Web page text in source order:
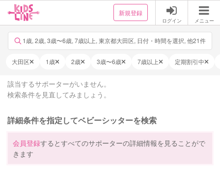
新規登録
ログイン メニュー
1歳, 2歳, 3歳〜6歳, 7歳以上, 東京都大田区, 日付・時間を選択, 他21件
大田区 1歳 2歳 3歳〜6歳 7歳以上 定期割引中
該当するサポーターがいません。
検索条件を見直してみましょう。
詳細条件を指定してベビーシッターを検索
会員登録するとすべてのサポーターの詳細情報を見ることがで
きます